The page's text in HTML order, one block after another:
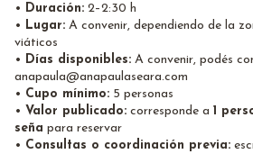
• Duración: 2–2:30 h
• Lugar: A convenir, dependiendo de la
viáticos
• Días disponibles: A convenir, podés
anapaula@anapaulaseara.com
• Cupo mínimo: 5 personas
• Valor publicado: corresponde a 1
seña para reservar
• Consultas o coordinación previa: